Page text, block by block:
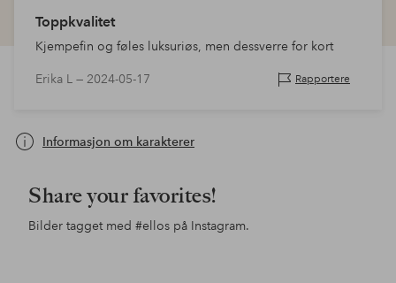
Toppkvalitet
Kjempefin og føles luksuriøs, men dessverre for kort
Erika L — 2024-05-17 Rapportere
Informasjon om karakterer
Share your favorites!
Bilder tagget med #ellos på Instagram.